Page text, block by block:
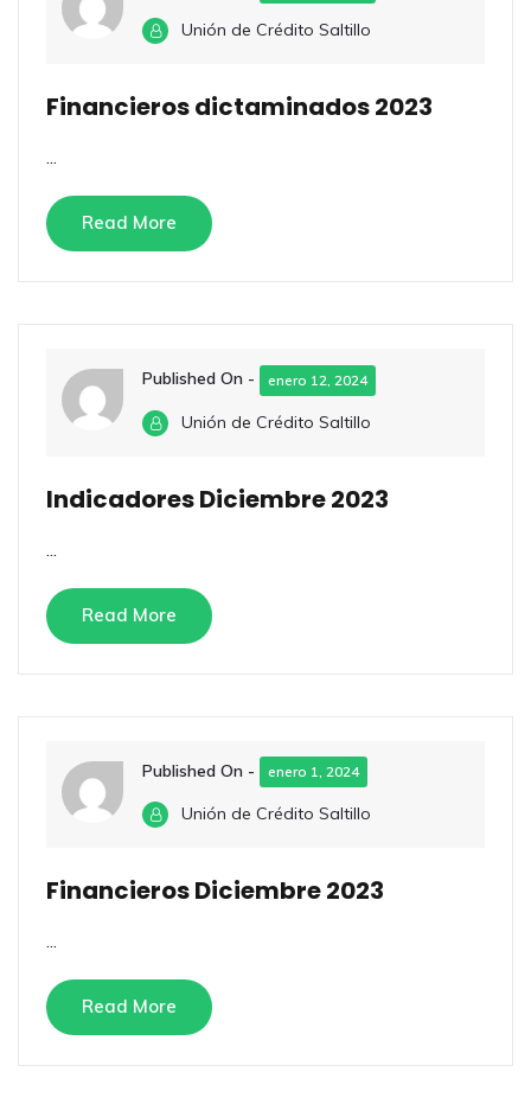
Unión de Crédito Saltillo
Financieros dictaminados 2023
...
Read More
Published On - enero 12, 2024
Unión de Crédito Saltillo
Indicadores Diciembre 2023
Read More
Published On - enero 1, 2024
Unión de Crédito Saltillo
Financieros Diciembre 2023
...
Read More